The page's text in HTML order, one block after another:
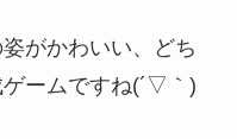
がかわいい、どち
ームですね(´▽｀)